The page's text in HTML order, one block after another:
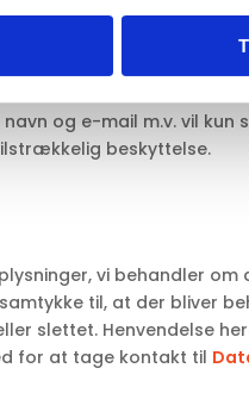
til opbevaring og
og e-mail m.v. vil kun
beskyttelse.
vi behandler
til, at der bliver
slettet. Henvendelse
for at tage kontakt til